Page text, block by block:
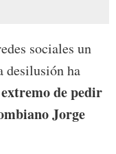
sociales un
desilusión ha
de pedir
Jorge